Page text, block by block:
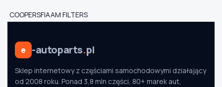
COOPERSFIAAM FILTERS
e -autoparts.pl
Sklep internetowy z częściami samochodowymi działający
od 2008 roku. Ponad 3,8 mln części, 80+ marek aut,